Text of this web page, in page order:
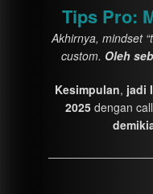
Tips Pro:
Akhirnya, mindset
custom. Oleh
Kesimpulan, jadi
2025 dengan